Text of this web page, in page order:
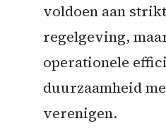
voldoen aan
regelgeving,
operationele
duurzaamheid
verenigen.